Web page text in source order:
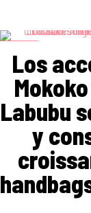
Los
Labubu
y